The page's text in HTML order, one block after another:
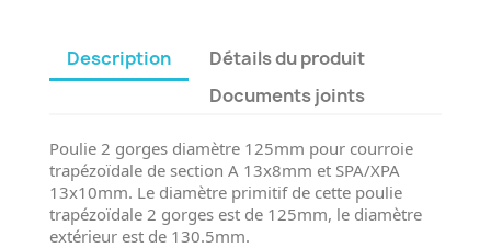
Description
Détails du produit
Documents joints
Poulie 2 gorges diamètre 125mm pour courroie
trapézoïdale de section A 13x8mm et SPA/XPA
13x10mm. Le diamètre primitif de cette poulie
trapézoïdale 2 gorges est de 125mm, le diamètre
extérieur est de 130.5mm.